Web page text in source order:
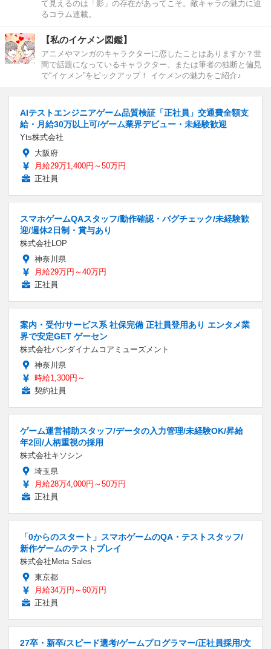
て見えるのは「影」の存在があってこそ。敵キャラの魅力に迫
るコラム連載。
【私のイケメン図鑑】
アニメやマンガのキャラクターに恋したことはありますか？世
間で話題になっているキャラクター、または筆者の独断と偏見
で“イケメン”をピックアップ！ イケメンの魅力をご紹介♪
AIテストエンジニアゲーム品質検証「正社員」交通費全額支
給・月給30万以上可/ゲーム業界デビュー・未経験歓迎
Yts株式会社
大阪府
月給29万1,400円～50万円
正社員
スマホゲームQAスタッフ/動作確認・バグチェック/未経験歓
迎/週休2日制・賞与あり
株式会社LOP
神奈川県
月給29万円～40万円
正社員
案内・受付/サービス系 社保完備 正社員登用あり エンタメ業
界で安定GET ゲーセン
株式会社バンダイナムコアミューズメント
神奈川県
時給1,300円～
契約社員
ゲーム運営補助スタッフ/データの入力管理/未経験OK/昇給
年2回/人柄重視の採用
株式会社キソシン
埼玉県
月給28万4,000円～50万円
正社員
「0からのスタート」スマホゲームのQA・テストスタッフ/
新作ゲームのテストプレイ
株式会社Meta Sales
東京都
月給34万円～60万円
正社員
27卒・新卒/スピード選考/ゲームプログラマー/正社員採用/文